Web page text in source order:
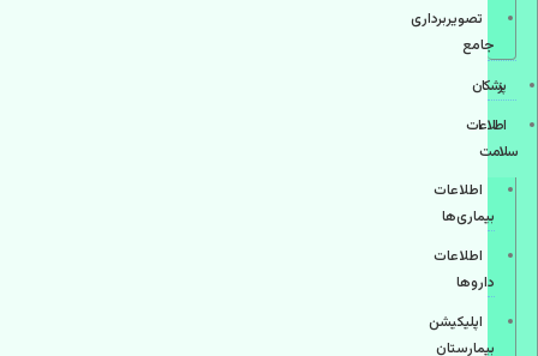
تصویربرداری
جامع
پزشكان
اطلاعات
سلامت
اطلاعات
بیماری‌ها
اطلاعات
دارو‌ها
اپليكيشن
بيمارستان